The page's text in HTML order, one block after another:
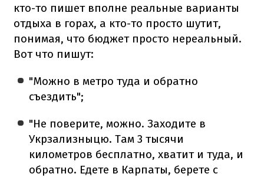
кто-то пишет вполне реальные варианты
отдыха в горах, а кто-то просто шутит,
понимая, что бюджет просто нереальный.
Вот что пишут:
"Можно в метро туда и обратно
съездить";
"Не поверите, можно. Заходите в
Укрзализныцю. Там 3 тысячи
километров бесплатно, хватит и туда, и
обратно. Едете в Карпаты, берете с